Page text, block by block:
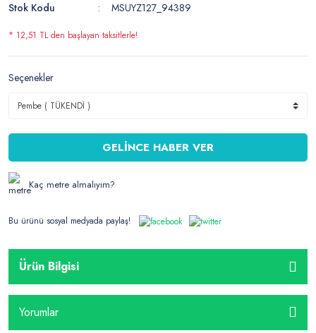
Stok Kodu
MSUYZ127_94389
* 12,51 TL den başlayan taksitlerle!
Seçenekler
GELİNCE HABER VER
Kaç metre almalıyım?
Bu ürünü sosyal medyada paylaş!
Ürün Bilgisi
Yorumlar